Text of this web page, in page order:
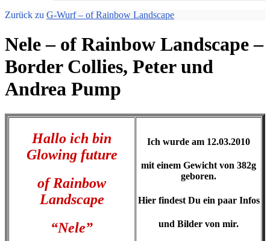
Zurück zu G-Wurf – of Rainbow Landscape
Nele – of Rainbow Landscape –
Border Collies, Peter und
Andrea Pump
Hallo ich bin
Glowing future
of Rainbow
Landscape
“Nele”
Ich wurde am 12.03.2010
mit einem Gewicht von 382g
geboren.
Hier findest Du ein paar Infos
und Bilder von mir.